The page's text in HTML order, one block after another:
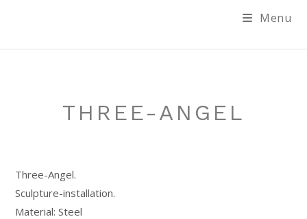
Menu
THREE-ANGEL
Three-Angel.
Sculpture-installation.
Material: Steel